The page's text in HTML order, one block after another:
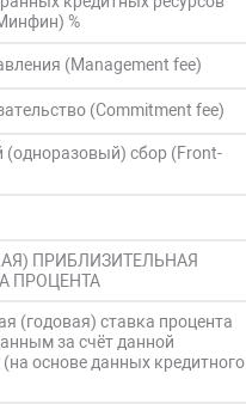
%
(Management fee)
(Commitment fee)
сбор (Front-
ПРИБЛИЗИТЕЛЬНАЯ
ПРОЦЕНТА
(годовая) ставка процента
за счёт данной
основе данных кредитного